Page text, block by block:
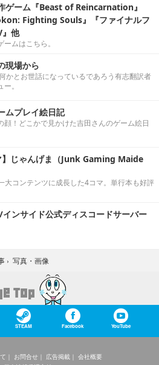
ゲーム『Beast of Reincarnation』
Fighting Souls』『ファイナルフ
』他
ムはこちら。
現場から
かとお世話になっているであろう有志翻訳者
。
ムプレイ絵日記
顔！どこかで見かけた吉田さんのゲーム絵日
】じゃんげま（Junk Gaming Maide
大コンテンツに成長した4コマ。単行本も好評
ンサイド公式ディスコードサーバー
› 写真・画像
STEAM Facebook YouTube
お問合せ 広告掲載
会社概要